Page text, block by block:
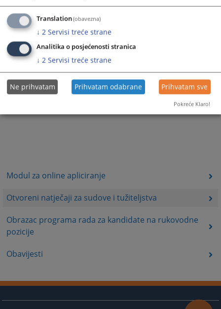
Modul za online apliciranje
Otvoreni natječaji za sudove i tužiteljstva
Obrazac programa rada za kandidate na rukovodne
pozicije
Obavijesti
Translation(obavezna)
↓ 2 Servisi treće strane
Analitika o posjećenosti stranica
↓ 2 Servisi treće strane
Ne prihvatam Prihvatam odabrane Prihvatam sve
Pokreće Klaro!